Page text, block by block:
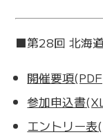
■第28回 北海
開催要項
参加申込書
エントリー表